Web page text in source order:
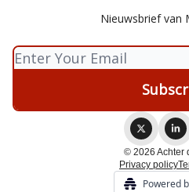
Nieuwsbrief van
© 2026 Achter
Privacy policy
Powered